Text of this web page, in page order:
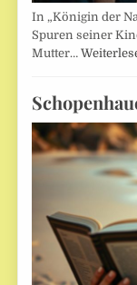
In „Königin der
Spuren seiner
Mutter…